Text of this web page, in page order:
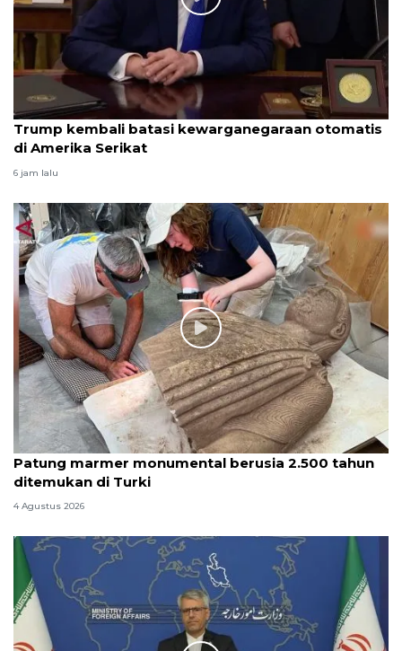
Trump kembali batasi kewarganegaraan otomatis
di Amerika Serikat
6 jam lalu
Patung marmer monumental berusia 2.500 tahun
ditemukan di Turki
4 Agustus 2026